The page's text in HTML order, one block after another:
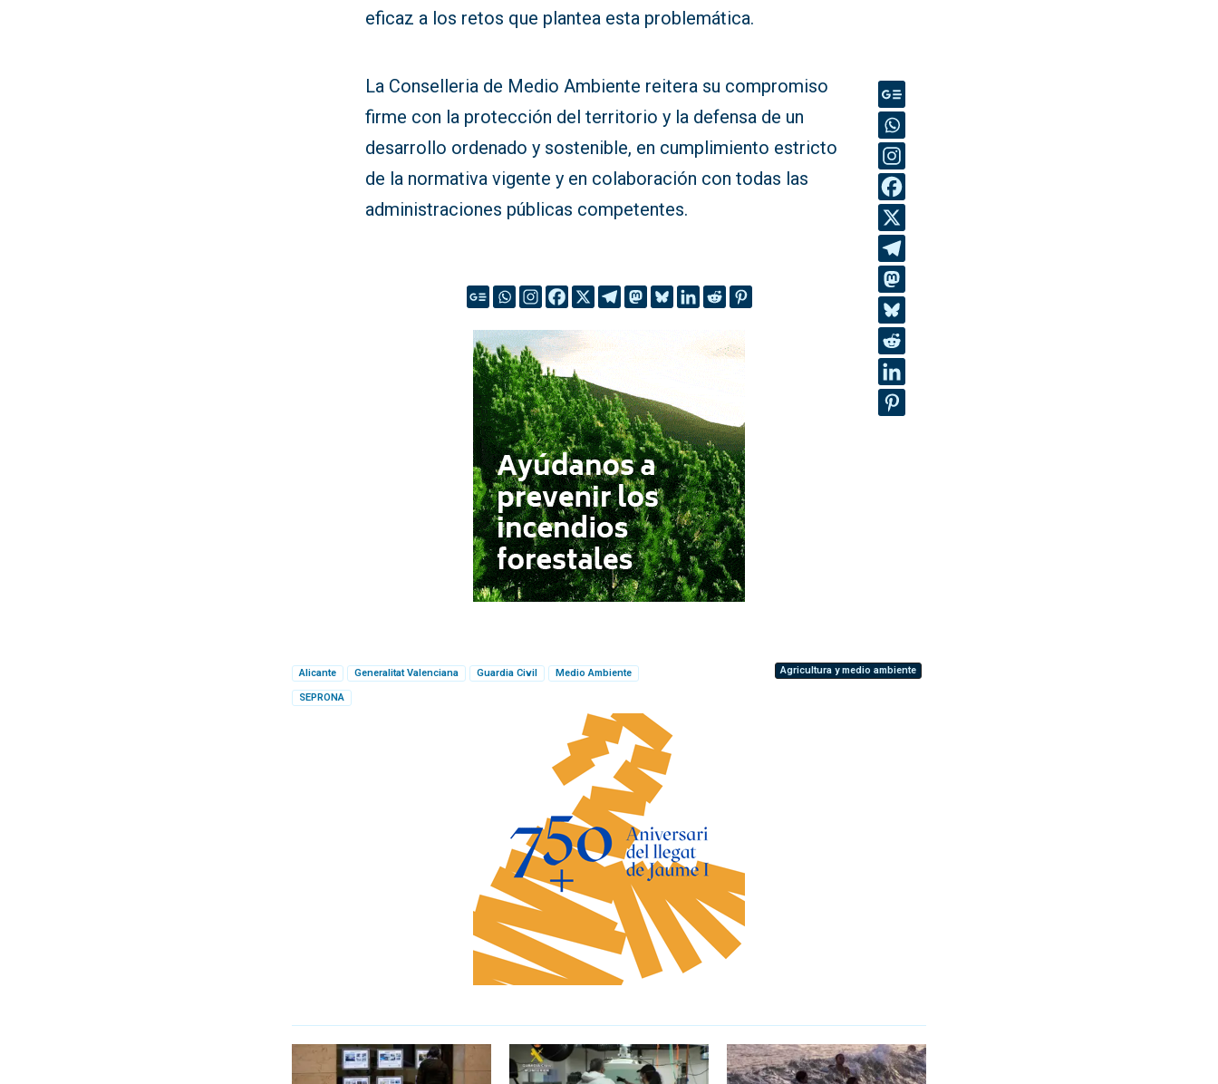
eficaz a los retos que plantea esta problemática.
La Conselleria de Medio Ambiente reitera su compromiso
firme con la protección del territorio y la defensa de un
desarrollo ordenado y sostenible, en cumplimiento estricto
de la normativa vigente y en colaboración con todas las
administraciones públicas competentes.
Alicante Generalitat Valenciana Guardia Civil Medio Ambiente
SEPRONA
Agricultura y medio ambiente